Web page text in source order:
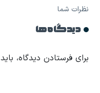
نظرات شما
دیدگاه ها
برای فرستادن دیدگاه، باید